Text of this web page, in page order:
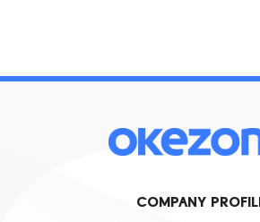
COMPANY